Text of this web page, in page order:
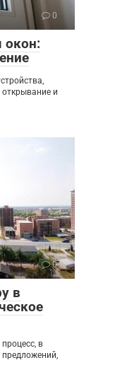
0
окон:
и
0
в
в
предложений,